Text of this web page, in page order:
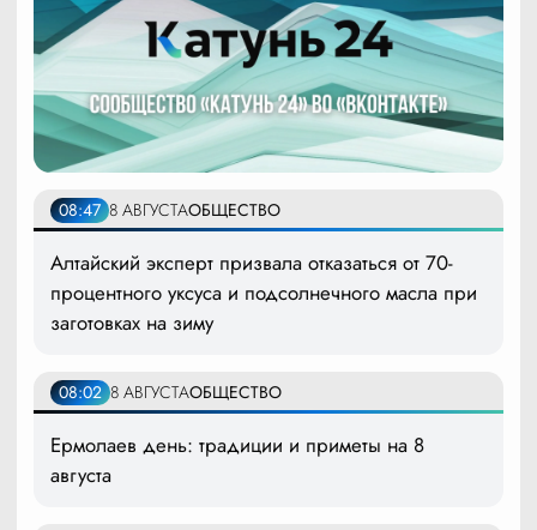
08:47 8 АВГУСТАОБЩЕСТВО
Алтайский эксперт призвала отказаться от 70-
процентного уксуса и подсолнечного масла при
заготовках на зиму
08:02 8 АВГУСТАОБЩЕСТВО
Ермолаев день: традиции и приметы на 8
августа